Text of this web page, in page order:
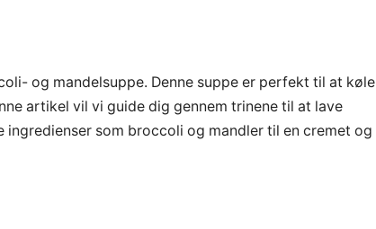
og mandelsuppe. Denne suppe er perfekt til at køle
artikel vil vi guide dig gennem trinene til at lave
som broccoli og mandler til en cremet og